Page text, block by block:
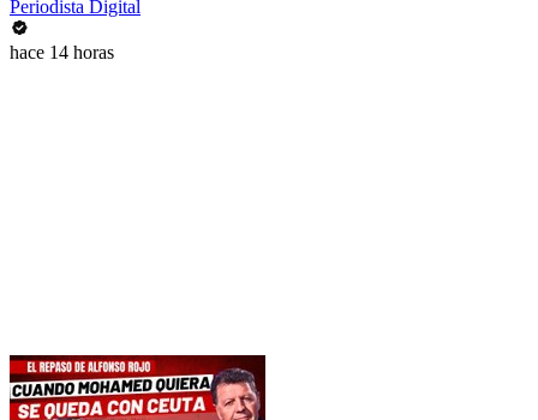
Periodista Digital
hace 14 horas